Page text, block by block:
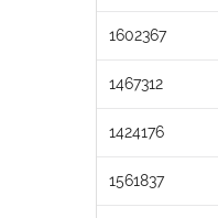
1602367
1467312
1424176
1561837